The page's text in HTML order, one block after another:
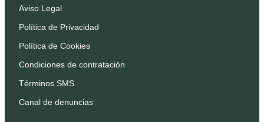
Aviso Legal
Política de Privacidad
Política de Cookies
Condiciones de contratación
Términos SMS
Canal de denuncias